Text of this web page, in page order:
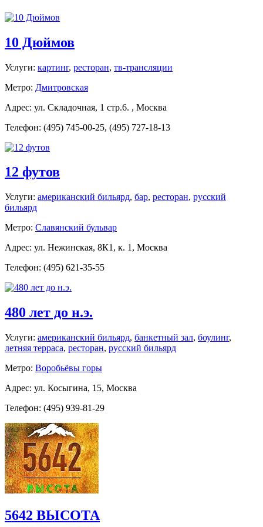
10 Дюймов
Услуги: картинг, ресторан, тв-трансляции
Метро: Дмитровская
Адрес: ул. Складочная, 1 стр.6. , Москва
Телефон: (495) 745-00-25, (495) 727-18-13
12 футов
Услуги: американский бильярд, бар, ресторан, русский
бильярд
Метро: Славянский бульвар
Адрес: ул. Нежинская, 8К1, к. 1, Москва
Телефон: (495) 621-35-55
480 лет до н.э.
Услуги: американский бильярд, банкетный зал, боулинг,
летняя терраса, ресторан, русский бильярд
Метро: Воробьёвы горы
Адрес: ул. Косыгина, 15, Москва
Телефон: (495) 939-81-29
5642 ВЫСОТА